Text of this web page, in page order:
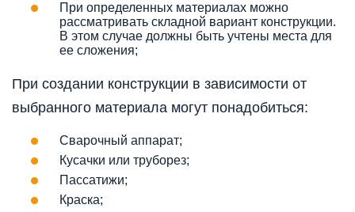
При определенных материалах можно
рассматривать складной вариант конструкции.
В этом случае должны быть учтены места для
ее сложения;
При создании конструкции в зависимости от
выбранного материала могут понадобиться:
Сварочный аппарат;
Кусачки или труборез;
Пассатижи;
Краска;